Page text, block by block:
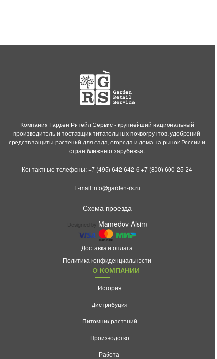
Компания Гарден Ритейл Сервис - крупнейший национальный
производитель и поставщик питательных почвогрунтов, удобрений,
средств защиты растений для сада, огорода и дома на рынок России и
стран ближнего зарубежья.
Контактные телефоны:+7 (495) 642-642-6 +7 (800) 600-25-24
E-mail:info@garden-rs.ru
Схема проезда
Designed by Mamedov Alsim
Доставка и оплата
Политика конфиденциальности
О КОМПАНИИ
История
Дистрибуция
Питомник растений
Производство
Работа